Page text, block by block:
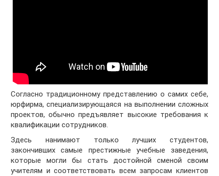
Согласно традиционному представлению о самих себе,
юрфирма, специализирующаяся на выполнении сложных
проектов, обычно предъявляет высокие требования к
квалификации сотрудников.
Здесь нанимают только лучших студентов,
закончивших самые престижные учебные заведения,
которые могли бы стать достойной сменой своим
учителям и соответствовать всем запросам клиентов